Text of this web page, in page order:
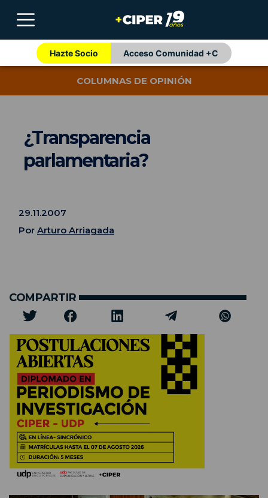
Hazte Socio Acceso Comunidad +C
COLUMNAS DE OPINIÓN
¿Transparencia
parlamentaria?
29.11.2007
Por Arturo Arriagada
COMPARTIR